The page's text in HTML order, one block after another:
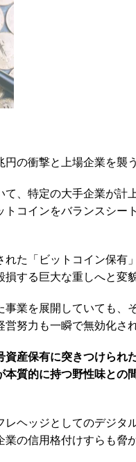
の衝撃と上場企業を襲
、特定の大手企業が計
コインをバランスシー
た「ビットコイン保有
する巨大な重しへと変
業を展開していても、
努力も一瞬で無効化さ
産保有に突きつけられ
本質的に持つ野性味との
ヘッジとしてのデジタ
の信用格付けすらも脅